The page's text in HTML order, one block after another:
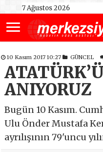
7 Ağustos 2026
10 Kasım 2017 10:27 GÜNCEL
ANIYORUZ
Bugün 10 Kasım.
Ulu Önder Mustafa
ayrılışının 79'uncu